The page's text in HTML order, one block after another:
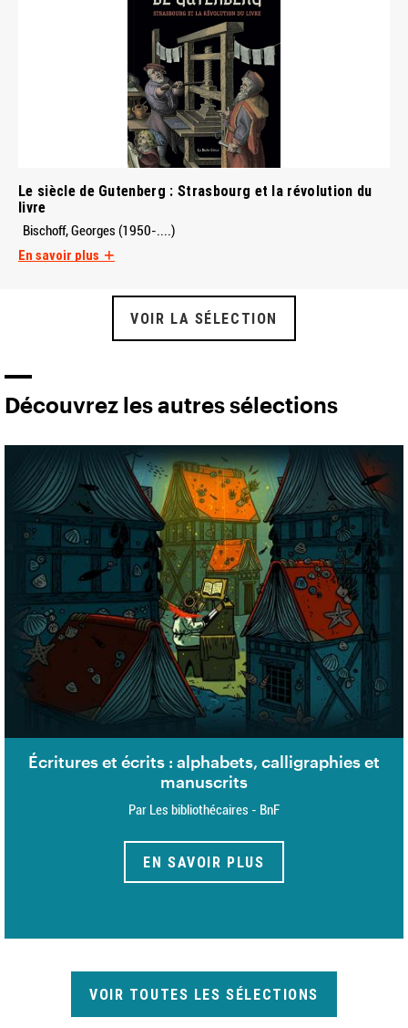
Le siècle de Gutenberg : Strasbourg et la révolution du
livre
Bischoff, Georges (1950-....)
En savoir plus
VOIR LA SÉLECTION
Découvrez les autres sélections
Écritures et écrits : alphabets, calligraphies et
manuscrits
Par Les bibliothécaires - BnF
EN SAVOIR PLUS
VOIR TOUTES LES SÉLECTIONS